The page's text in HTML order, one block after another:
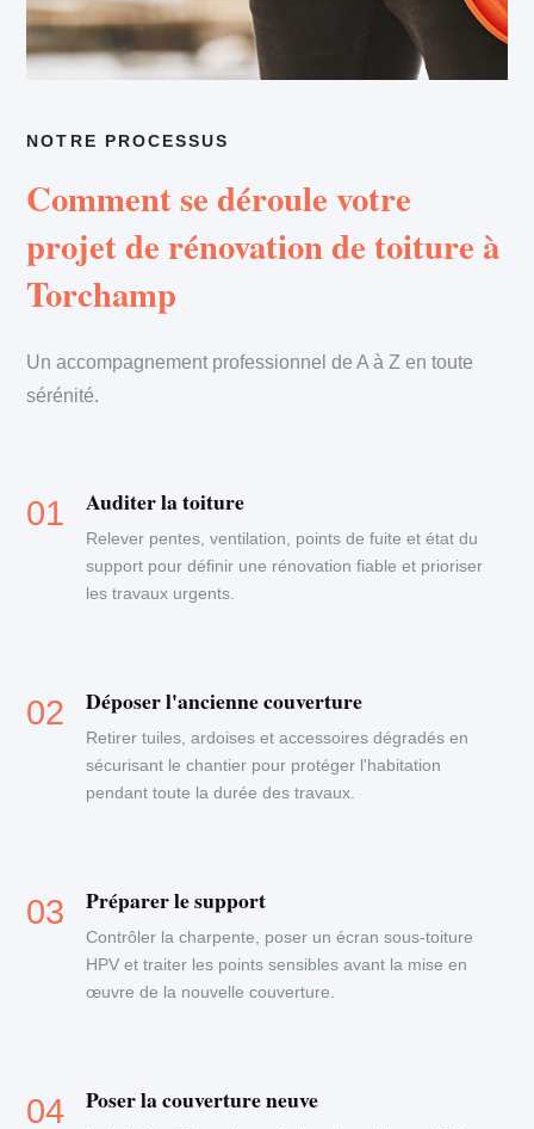
NOTRE PROCESSUS
Comment se déroule votre
projet de rénovation de toiture à
Torchamp
Un accompagnement professionnel de A à Z en toute
sérénité.
Auditer la toiture
Relever pentes, ventilation, points de fuite et état du
support pour définir une rénovation fiable et prioriser
les travaux urgents.
Déposer l'ancienne couverture
Retirer tuiles, ardoises et accessoires dégradés en
sécurisant le chantier pour protéger l'habitation
pendant toute la durée des travaux.
Préparer le support
Contrôler la charpente, poser un écran sous-toiture
HPV et traiter les points sensibles avant la mise en
œuvre de la nouvelle couverture.
Poser la couverture neuve